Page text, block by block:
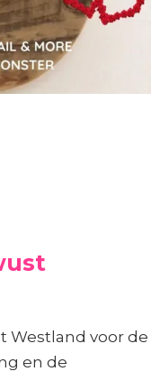
Westland voor de
en de